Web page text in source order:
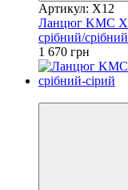
Артикул: X12
Ланцюг KMC
срібний/срібний
1 670 грн